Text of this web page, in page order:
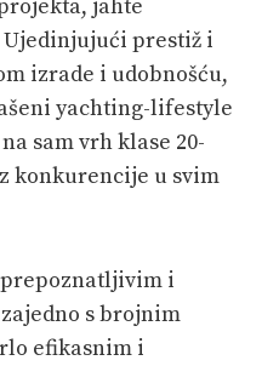
jahte
Ujedinjujući prestiž i
izrade i udobnošću,
yachting-lifestyle
sam vrh klase 20-
konkurencije u svim
prepoznatljivim i
s brojnim
efikasnim i